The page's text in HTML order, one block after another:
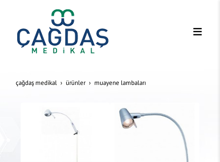
çağdaş medikal ürünler muayene lambalari